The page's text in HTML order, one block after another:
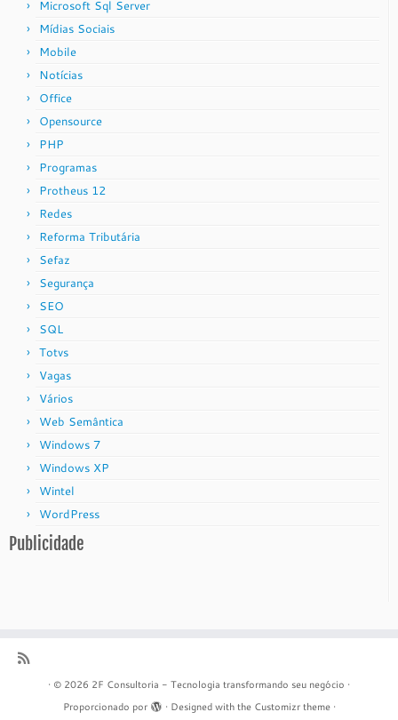
Microsoft Sql Server
Mídias Sociais
Mobile
Notícias
Office
Opensource
PHP
Programas
Protheus 12
Redes
Reforma Tributária
Sefaz
Segurança
SEO
SQL
Totvs
Vagas
Vários
Web Semântica
Windows 7
Windows XP
Wintel
WordPress
Publicidade
· © 2026 2F Consultoria - Tecnologia transformando seu negócio ·
Proporcionado por
· Designed with the Customizr theme·